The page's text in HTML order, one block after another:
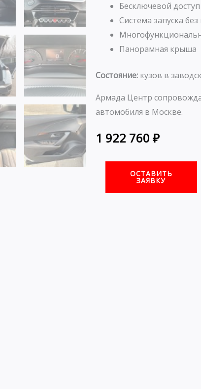
Бесключевой
Система запуска
Панорамная крыша
Состояние: кузов в
Армада Центр
автомобиля в Москве.
1 922 760 ₽
ОСТАВИТЬ
ЗАЯВКУ